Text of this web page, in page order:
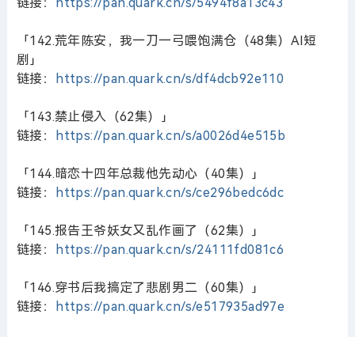
链接：
https://pan.quark.cn/s/5494f8a13c43
「142.荒年陈安，我一刀一弓喂饱满仓（48集）AI短
剧」
链接：
https://pan.quark.cn/s/df4dcb92e110
「143.禁止侵入（62集）」
链接：
https://pan.quark.cn/s/a0026d4e515b
「144.暗恋十四年总裁他先动心（40集）」
链接：
https://pan.quark.cn/s/ce296bedc6dc
「145.报告王爷妖女又乱作画了（62集）」
链接：
https://pan.quark.cn/s/24111fd081c6
「146.穿书后我搞定了悲剧男二（60集）」
链接：
https://pan.quark.cn/s/e517935ad97e